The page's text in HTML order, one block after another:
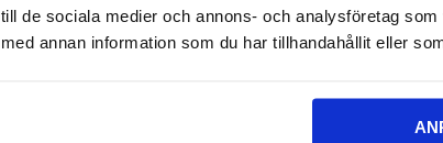
till de sociala medier och annons- och analysföretag
med annan information som du har tillhandahållit eller